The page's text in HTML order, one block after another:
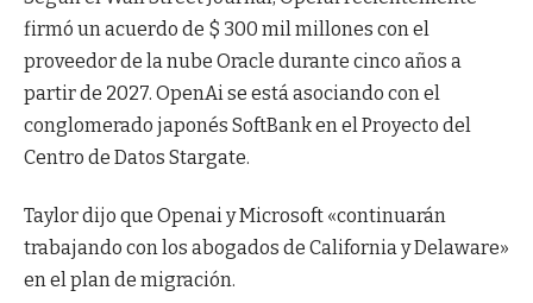
firmó un acuerdo de $ 300 mil millones con el
proveedor de la nube Oracle durante cinco años a
partir de 2027. OpenAi se está asociando con el
conglomerado japonés SoftBank en el Proyecto del
Centro de Datos Stargate.
Taylor dijo que Openai y Microsoft «continuarán
trabajando con los abogados de California y Delaware»
en el plan de migración.